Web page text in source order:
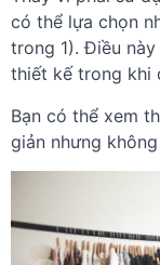
có thể lựa chọn
trong 1). Điều
thiết kế trong khi
Bạn có thể xem
giản nhưng